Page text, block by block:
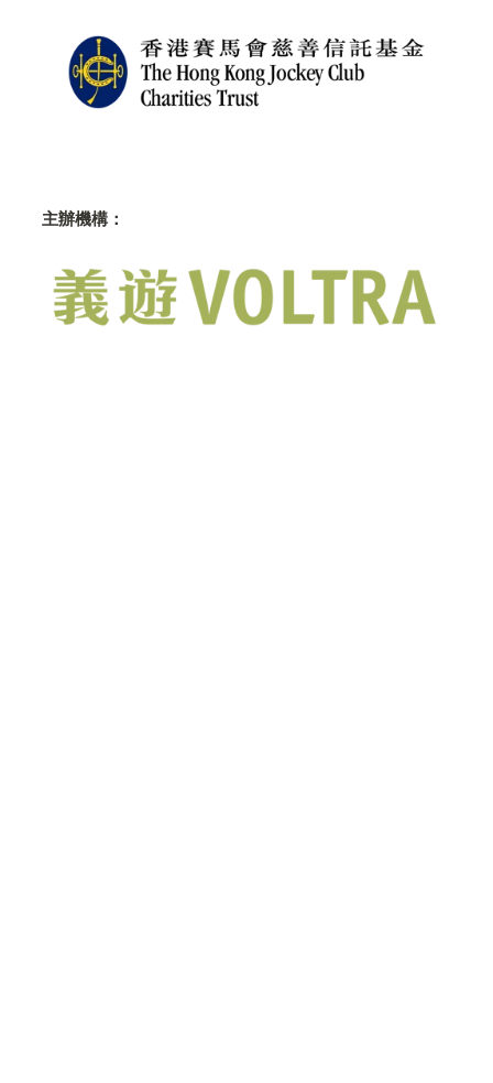
主辦機構：